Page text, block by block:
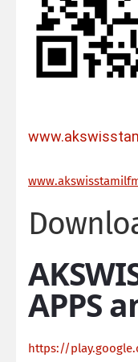
ww
APPS
https://